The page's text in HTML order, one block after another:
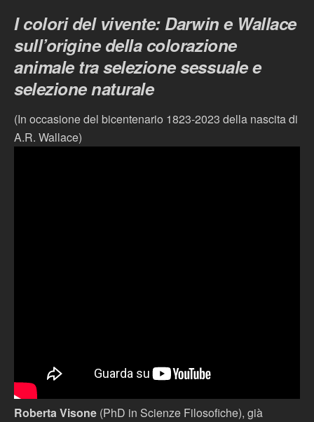
I colori del vivente: Darwin e Wallace
sull’origine della colorazione
animale tra selezione sessuale e
selezione naturale
(In occasione del bicentenario 1823-2023 della nascita di
A.R. Wallace)
Roberta Visone (PhD in Scienze Filosofiche), già